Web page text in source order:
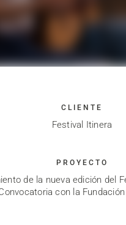
CLIENTE
Festival Itinera
PROYECTO
de la nueva edición del
con la Fundación